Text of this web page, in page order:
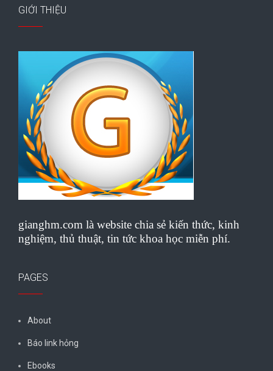
GIỚI THIỆU
gianghm.com là website chia sẻ kiến thức, kinh
nghiệm, thủ thuật, tin tức khoa học miễn phí.
PAGES
About
Báo link hỏng
Ebooks